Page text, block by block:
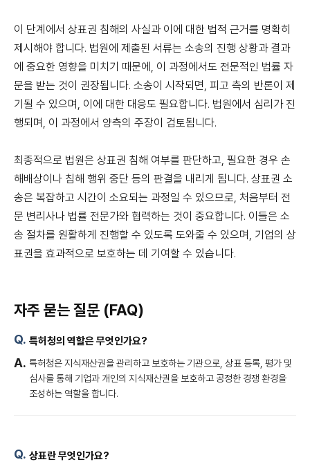
이 단계에서 상표권 침해의 사실과 이에 대한 법적 근거를 명확히
제시해야 합니다. 법원에 제출된 서류는 소송의 진행 상황과 결과
에 중요한 영향을 미치기 때문에, 이 과정에서도 전문적인 법률 자
문을 받는 것이 권장됩니다. 소송이 시작되면, 피고 측의 반론이 제
기될 수 있으며, 이에 대한 대응도 필요합니다. 법원에서 심리가 진
행되며, 이 과정에서 양측의 주장이 검토됩니다.
최종적으로 법원은 상표권 침해 여부를 판단하고, 필요한 경우 손
해배상이나 침해 행위 중단 등의 판결을 내리게 됩니다. 상표권 소
송은 복잡하고 시간이 소요되는 과정일 수 있으므로, 처음부터 전
문 변리사나 법률 전문가와 협력하는 것이 중요합니다. 이들은 소
송 절차를 원활하게 진행할 수 있도록 도와줄 수 있으며, 기업의 상
표권을 효과적으로 보호하는 데 기여할 수 있습니다.
자주 묻는 질문 (FAQ)
특허청의 역할은 무엇인가요?
특허청은 지식재산권을 관리하고 보호하는 기관으로, 상표 등록, 평가 및
심사를 통해 기업과 개인의 지식재산권을 보호하고 공정한 경쟁 환경을
조성하는 역할을 합니다.
상표란 무엇인가요?